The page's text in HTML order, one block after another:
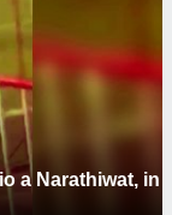
a Narathiwat, in